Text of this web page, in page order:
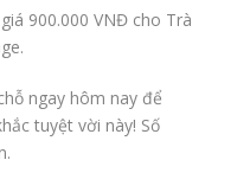
900.000 VNĐ cho Trà
ngay hôm nay để
tuyệt vời này! Số